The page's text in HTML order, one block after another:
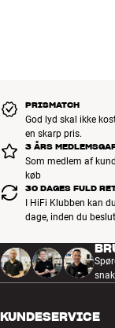
PRISMATCH
God lyd skal ikke
en skarp pris.
3 ÅRS
Som medlem af
køb
30 DAGES FULD
I HiFi Klubben kan
dage, inden du
KUNDESERVICE